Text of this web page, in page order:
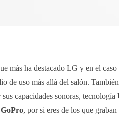
más ha destacado LG y en el
de uso más allá del salón.
capacidades sonoras, tecnología
, por si eres de los que